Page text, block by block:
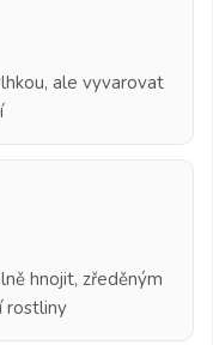
ale vyvarovat
hnojit, zředěným
rostliny